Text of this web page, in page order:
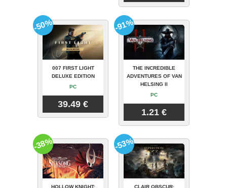
007 FIRST LIGHT
DELUXE EDITION
PC
39.49 €
-50%
THE INCREDIBLE
ADVENTURES OF VAN
HELSING II
PC
1.21 €
-91%
HOLLOW KNIGHT:
-38%
CLAIR OBSCUR:
-53%